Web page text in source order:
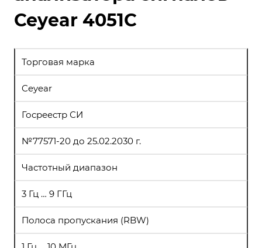
Ceyear 4051C
Торговая марка
Ceyear
Госреестр СИ
№77571-20 до 25.02.2030 г.
Частотный диапазон
3 Гц … 9 ГГц
Полоса пропускания (RBW)